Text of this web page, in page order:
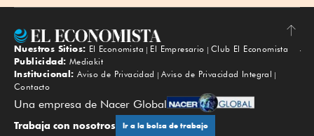
Subir
Nuestros Sitios: El Economista El Empresario
Club El Economista
Publicidad: Mediakit
Institucional: Aviso de Privacidad
Aviso de Privacidad Integral
Contacto
Una empresa de Nacer Global
Trabaja con nosotros Ir a la bolsa de trabajo